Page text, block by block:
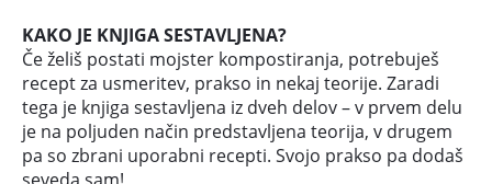
KAKO JE KNJIGA SESTAVLJENA?
Če želiš postati mojster kompostiranja, potrebuješ
recept za usmeritev, prakso in nekaj teorije. Zaradi
tega je knjiga sestavljena iz dveh delov – v prvem delu
je na poljuden način predstavljena teorija, v drugem
pa so zbrani uporabni recepti. Svojo prakso pa dodaš